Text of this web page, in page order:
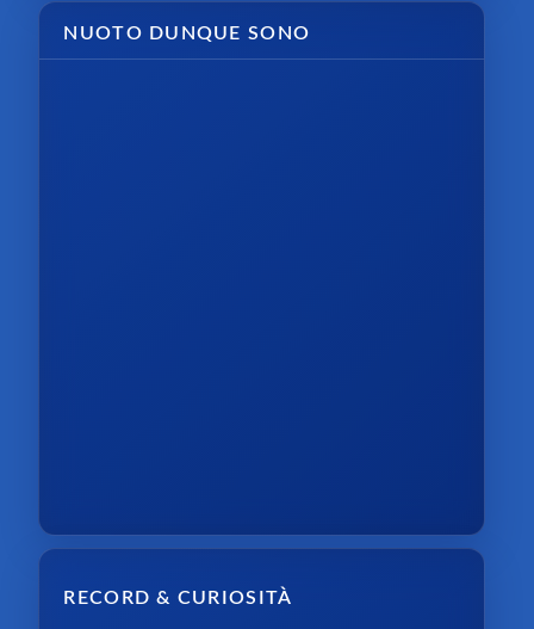
NUOTO DUNQUE SONO
RECORD & CURIOSITÀ